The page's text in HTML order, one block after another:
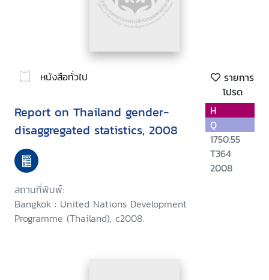
หนังสือทั่วไป
รายการ
โปรด
Report on Thailand gender-
disaggregated statistics, 2008
สถานที่พิมพ์:
Bangkok : United Nations Development
Programme (Thailand), c2008.
H
Q
1750.55
T364
2008